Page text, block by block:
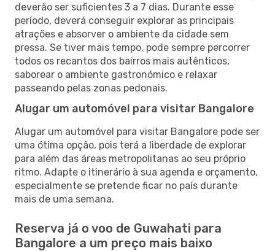
deverão ser suficientes 3 a 7 dias. Durante esse
período, deverá conseguir explorar as principais
atrações e absorver o ambiente da cidade sem
pressa. Se tiver mais tempo, pode sempre percorrer
todos os recantos dos bairros mais autênticos,
saborear o ambiente gastronómico e relaxar
passeando pelas zonas pedonais.
Alugar um automóvel para visitar Bangalore
Alugar um automóvel para visitar Bangalore pode ser
uma ótima opção, pois terá a liberdade de explorar
para além das áreas metropolitanas ao seu próprio
ritmo. Adapte o itinerário à sua agenda e orçamento,
especialmente se pretende ficar no país durante
mais de uma semana.
Reserva já o voo de Guwahati para
Bangalore a um preço mais baixo